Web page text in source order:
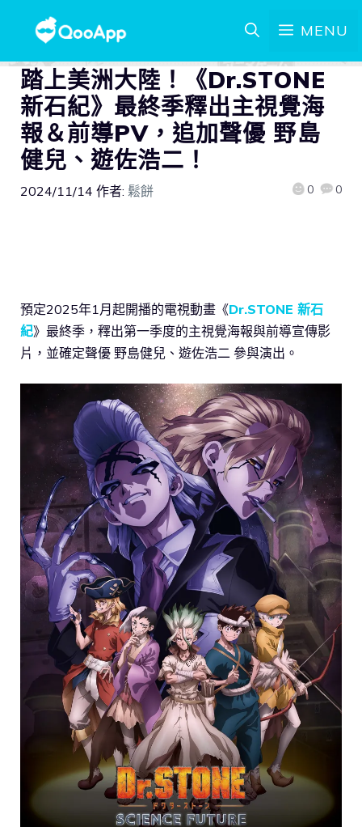
MENU
踏上美洲大陸！《Dr.STONE
新石紀》最終季釋出主視覺海
報＆前導PV，追加聲優 野島
健兒、遊佐浩二！
2024/11/14 作者: 鬆餅 0 0
預定2025年1月起開播的電視動畫《Dr.STONE 新石
紀》最終季，釋出第一季度的主視覺海報與前導宣傳影
片，並確定聲優 野島健兒、遊佐浩二 參與演出。